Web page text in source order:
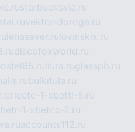
starbucksvia.ru
vektor-doroga.ru
lenasever.ru lovinskix.ru
discofoxworld.ru
liura.ruglasspb.ru
bulkitula.ru
1-xbetti-5.ru
1-xbetcc-2.ru
accounts112.ru